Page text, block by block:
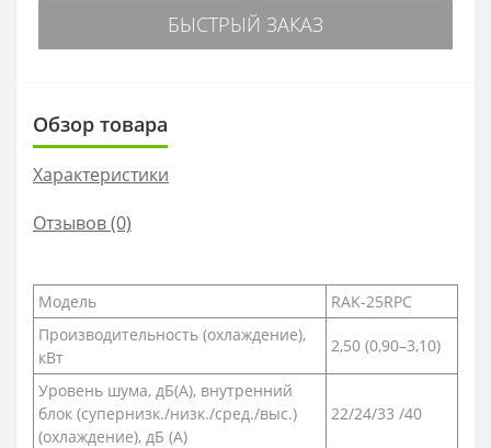
БЫСТРЫЙ ЗАКАЗ
Обзор товара
Характеристики
Отзывов (0)
Модель
RAK-25RPC
Производительность (охлаждение),
кВт
2,50 (0,90–3,10)
Уровень шума, дБ(A), внутренний
блок (супернизк./низк./сред./выс.)
(охлаждение), дБ (А)
22/24/33 /40